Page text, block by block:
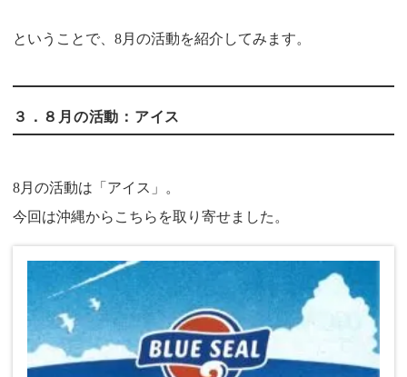
ということで、 8月の活動を紹介してみます。
３．８月の活動：アイス
8月の活動は「アイス」。
今回は沖縄からこちらを取り寄せました。